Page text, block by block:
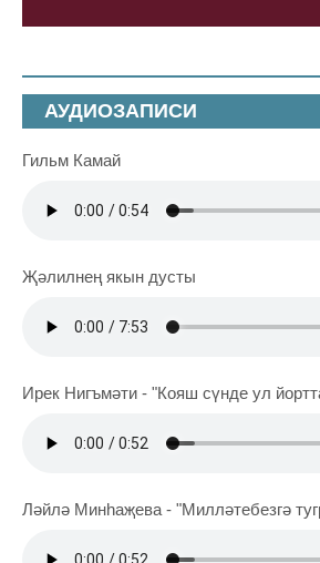
АУДИОЗАПИСИ
Гильм Камай
Җәлилнең якын дусты
Ирек Нигъмәти - "Кояш сүнде ул
Ләйлә Минһаҗева - "Милләтебезгә